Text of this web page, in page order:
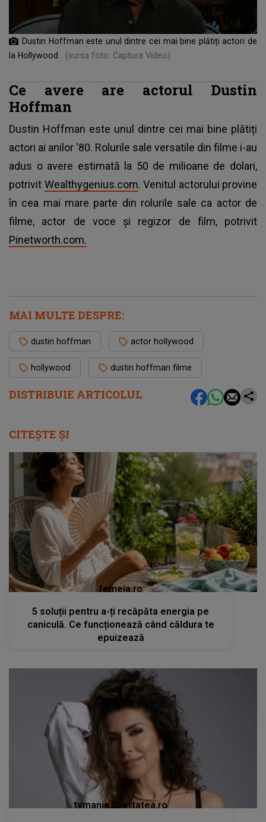
DISTRIBUIE ARTICOLUL
Dustin Hoffman este unul dintre cei mai bine plătiți actori de
la Hollywood
(sursa foto: Captura Video)
Ce avere are actorul Dustin
Hoffman
Dustin Hoffman este unul dintre cei mai bine plătiți
actori ai anilor '80. Rolurile sale versatile din filme i-au
adus o avere estimată la 50 de milioane de dolari,
potrivit Wealthygenius.com. Venitul actorului provine
în cea mai mare parte din rolurile sale ca actor de
filme, actor de voce și regizor de film, potrivit
Pinetworth.com.
MAI MULTE DESPRE:
dustin hoffman actor hollywood
hollywood dustin hoffman filme
CITEȘTE ȘI
femeia.ro
5 soluții pentru a-ți recăpăta energia pe
caniculă. Ce funcționează când căldura te
epuizează
tvmania.libertatea.ro